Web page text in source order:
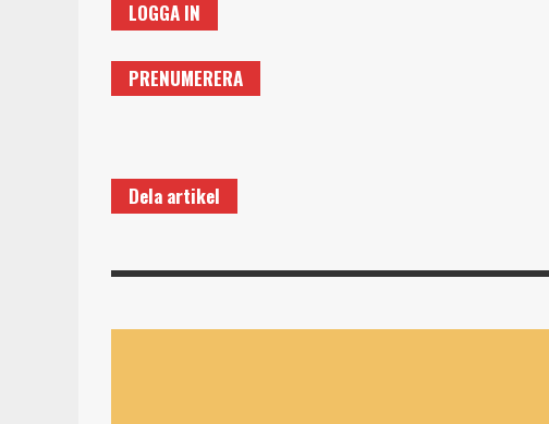
LOGGA IN
PRENUMERERA
Dela artikel